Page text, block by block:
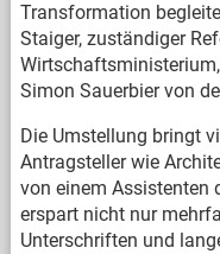
Transformation
Staiger, zuständiger
Simon Sauerbier von
Die Umstellung bringt
Antragsteller wie
von einem Assistenten
erspart nicht nur
Unterschriften und